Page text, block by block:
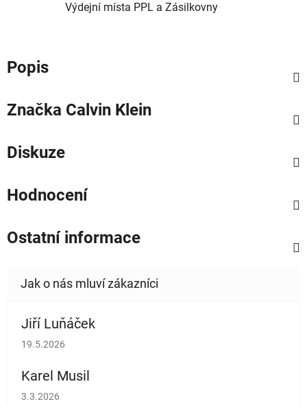
Výdejní místa PPL a Zásilkovny
Popis
Značka Calvin Klein
Diskuze
Hodnocení
Ostatní informace
Jiří Luňáček
Hodnocení obchodu je 5 z 5 hvězdiček.
19.5.2026
Karel Musil
Hodnocení obchodu je 5 z 5 hvězdiček.
3.3.2026